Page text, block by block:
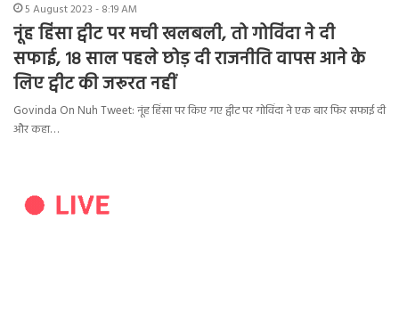
5 August 2023 - 8:19 AM
नूंह हिंसा ट्वीट पर मची खलबली, तो गोविंदा ने दी
सफाई, 18 साल पहले छोड़ दी राजनीति वापस आने के
लिए ट्वीट की जरूरत नहीं
Govinda On Nuh Tweet: नूंह हिंसा पर किए गए ट्वीट पर गोविंदा ने एक बार फिर सफाई दी
और कहा…